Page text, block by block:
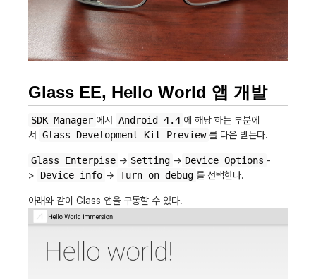
Glass EE, Hello World 앱 개발
SDK Manager 에서 Android 4.4 에 해당 하는 부분에
서
Glass Development Kit Preview 를 다운 받는다.
Glass Enterpise -> Setting -> Device Options -
>
Device info -> Turn on debug 를 선택한다.
아래와 같이 Glass 앱을 구동할 수 있다.